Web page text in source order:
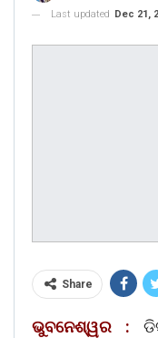
Last updated
Dec 21,
Share
ଭୁବନେଶ୍ୱର :